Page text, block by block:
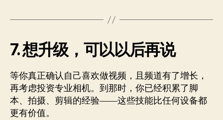
7. 想升级，可以以后再说
等你真正确认自己喜欢做视频，且频道有了增长，
再考虑投资专业相机。到那时，你已经积累了脚
本、拍摄、剪辑的经验——这些技能比任何设备都
更有价值。